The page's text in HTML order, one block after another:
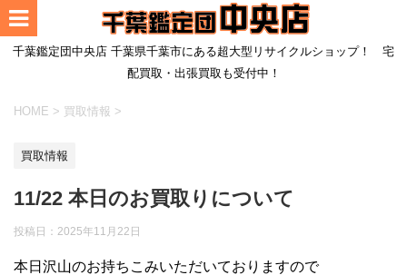
千葉鑑定団中央店 千葉県千葉市にある超大型リサイクルショップ！ 宅
配買取・出張買取も受付中！
HOME > 買取情報 >
買取情報
11/22 本日のお買取りについて
投稿日： 2025年11月22日
本日沢山のお持ちこみいただいておりますので